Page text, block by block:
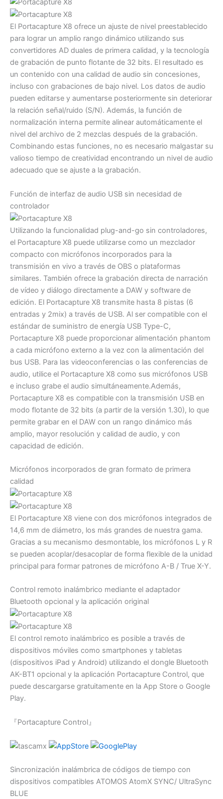
El Portacapture X8 ofrece un ajuste de nivel preestablecido
para lograr un amplio rango dinámico utilizando sus
convertidores AD duales de primera calidad, y la tecnología
de grabación de punto flotante de 32 bits. El resultado es
un contenido con una calidad de audio sin concesiones,
incluso con grabaciones de bajo nivel. Los datos de audio
pueden editarse y aumentarse posteriormente sin deteriorar
la relación señal/ruido (S/N). Además, la función de
normalización interna permite alinear automáticamente el
nivel del archivo de 2 mezclas después de la grabación.
Combinando estas funciones, no es necesario malgastar su
valioso tiempo de creatividad encontrando un nivel de audio
adecuado que se ajuste a la grabación.
Función de interfaz de audio USB sin necesidad de
controlador
Utilizando la funcionalidad plug-and-go sin controladores,
el Portacapture X8 puede utilizarse como un mezclador
compacto con micrófonos incorporados para la
transmisión en vivo a través de OBS o plataformas
similares. También ofrece la grabación directa de narración
de vídeo y diálogo directamente a DAW y software de
edición. El Portacapture X8 transmite hasta 8 pistas (6
entradas y 2mix) a través de USB. Al ser compatible con el
estándar de suministro de energía USB Type-C,
Portacapture X8 puede proporcionar alimentación phantom
a cada micrófono externo a la vez con la alimentación del
bus USB. Para las videoconferencias o las conferencias de
audio, utilice el Portacapture X8 como sus micrófonos USB
e incluso grabe el audio simultáneamente.Además,
Portacapture X8 es compatible con la transmisión USB en
modo flotante de 32 bits (a partir de la versión 1.30), lo que
permite grabar en el DAW con un rango dinámico más
amplio, mayor resolución y calidad de audio, y con
capacidad de edición.
Micrófonos incorporados de gran formato de primera
calidad
El Portacapture X8 viene con dos micrófonos integrados de
14,6 mm de diámetro, los más grandes de nuestra gama.
Gracias a su mecanismo desmontable, los micrófonos L y R
se pueden acoplar/desacoplar de forma flexible de la unidad
principal para formar patrones de micrófono A-B / True X-Y.
Control remoto inalámbrico mediante el adaptador
Bluetooth opcional y la aplicación original
El control remoto inalámbrico es posible a través de
dispositivos móviles como smartphones y tabletas
(dispositivos iPad y Android) utilizando el dongle Bluetooth
AK-BT1 opcional y la aplicación Portacapture Control, que
puede descargarse gratuitamente en la App Store o Google
Play.
『Portacapture Control』
Sincronización inalámbrica de códigos de tiempo con
dispositivos compatibles ATOMOS AtomX SYNC/ UltraSync
BLUE